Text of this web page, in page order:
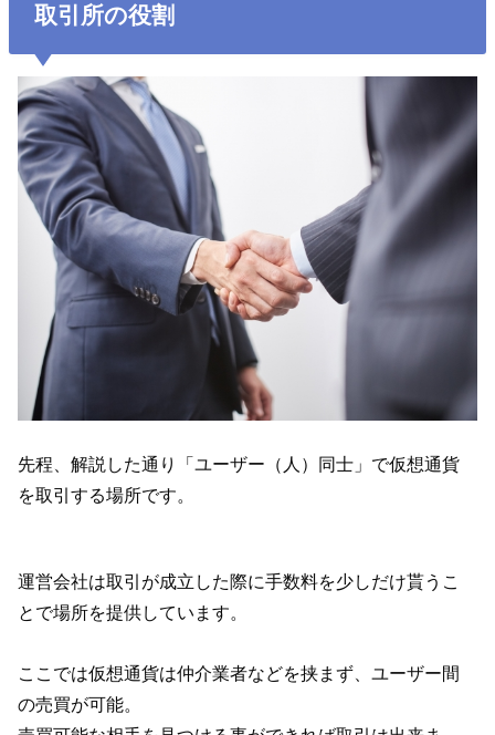
取引所の役割
先程、解説した通り「ユーザー（人）同士」で仮想通貨
を取引する場所です。
運営会社は取引が成立した際に手数料を少しだけ貰うこ
とで場所を提供しています。
ここでは仮想通貨は仲介業者などを挟まず、ユーザー間
の売買が可能。